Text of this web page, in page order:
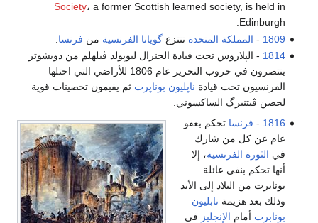
Society، a former Scottish learned society, is held in
Edinburgh.
1809
- المملكة المتحدة تنتزعگويانا الفرنسية من فرنسا
1814 - الپلاروس تحت قيادة الجنرال ليوپولد ڤيلهلم من دوبشوتز
ينتصرون في حروب التحرير عام 1806 للأراضي التي احتلها
الفرنسيون تحت قيادة ناپليون بوناپرت ثم يقيمون تحصينات قوية
لحصن ڤيتنبرگ الساكسوني.
1816
- فرنسا تحكم بعفو
عام عن كل من شارك
في الثورة الفرنسية، إلا
أنها تحكم بنفي عائلة
بونابرت من البلاد إلى الأبد
وذلك بعد هزيمة نابليون
بونابرت أمام الإنجليز في